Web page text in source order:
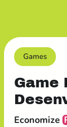
Games
Game
Economize